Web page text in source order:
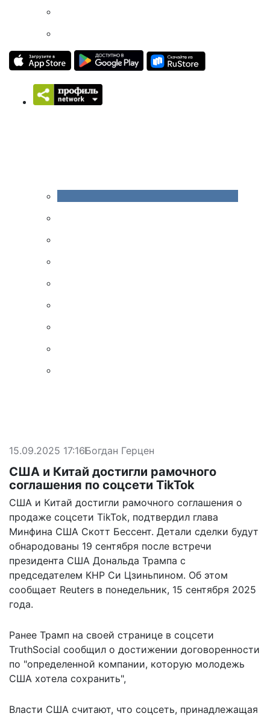
15.09.2025 17:16Богдан Герцен
США и Китай достигли рамочного
соглашения по соцсети TikTok
США и Китай достигли рамочного соглашения о
продаже соцсети TikTok, подтвердил глава
Минфина США Скотт Бессент. Детали сделки будут
обнародованы 19 сентября после встречи
президента США Дональда Трампа с
председателем КНР Си Цзиньпином. Об этом
сообщает Reuters в понедельник, 15 сентября 2025
года.
Ранее Трамп на своей странице в соцсети
TruthSocial сообщил о достижении договоренности
по "определенной компании, которую молодежь
США хотела сохранить",
Власти США считают, что соцсеть, принадлежащая